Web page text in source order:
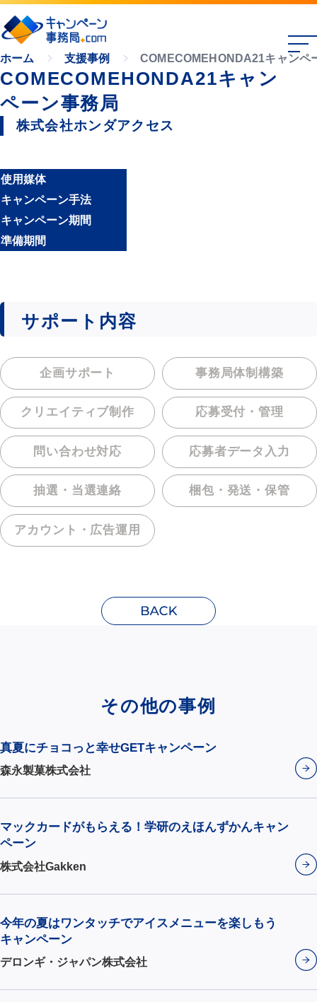
ホーム 支援事例 COMECOMEHONDA21キャンペ
COMECOMEHONDA21キャン
ペーン事務局
株式会社ホンダアクセス
使用媒体
キャンペーン手法
キャンペーン期間
準備期間
サポート内容
企画サポート 事務局体制構築
クリエイティブ制作 応募受付・管理
問い合わせ対応 応募者データ入力
抽選・当選連絡 梱包・発送・保管
アカウント・ 広告運用
その他の事例
真夏にチョコっと幸せGETキャンペーン
森永製菓株式会社
マックカードがもらえる！学研のえほんずかんキャン
ペーン
株式会社Gakken
今年の夏はワンタッチでアイスメニューを楽しもう
キャンペーン
デロンギ・ジャパン株式会社